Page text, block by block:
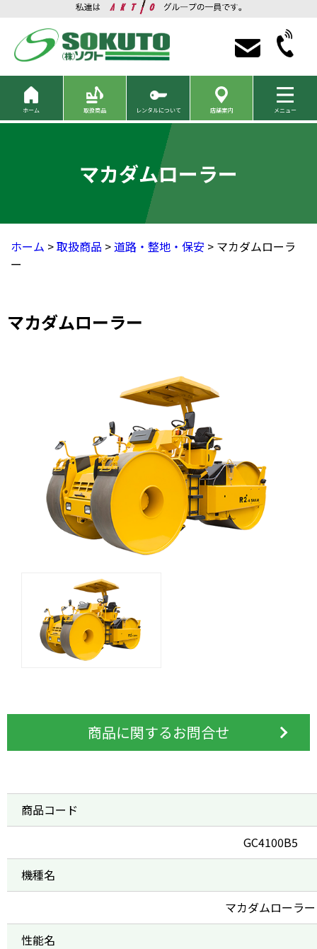
ホーム 取扱商品 レンタルについて 店舗案内 メニュー
マカダムローラー
ホーム >取扱商品 >道路・整地・保安 > マカダムローラ
ー
マカダムローラー
商品に関するお問合せ
商品コード
GC4100B5
機種名
マカダムローラー
性能名